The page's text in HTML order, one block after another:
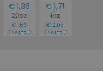
€ 1,36
20pz
€ 1,66
(IVA incl.)
€ 1,71
1pz
€ 2,09
(IVA incl.)